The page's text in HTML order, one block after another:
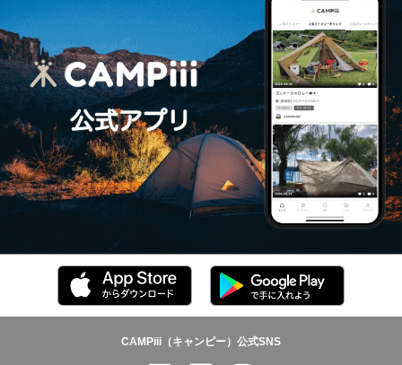
CAMPiii（キャンピー）公式SNS